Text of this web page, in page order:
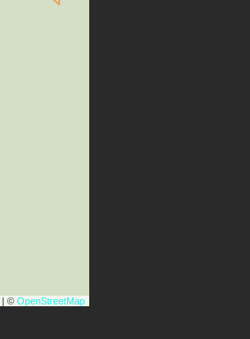
| © OpenStreetMap